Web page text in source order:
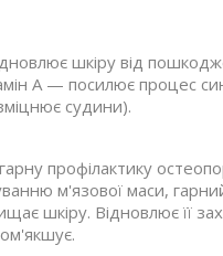
шкіру від
А — посилює процес
судини).
профілактику
м'язової маси,
шкіру. Відновлює її